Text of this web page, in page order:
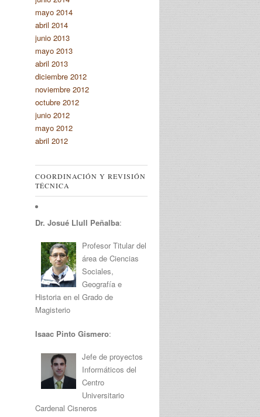
mayo 2014
abril 2014
junio 2013
mayo 2013
abril 2013
diciembre 2012
noviembre 2012
octubre 2012
junio 2012
mayo 2012
abril 2012
COORDINACIÓN Y REVISIÓN
TÉCNICA
Dr. Josué Llull Peñalba:
Profesor Titular del
área de Ciencias
Sociales,
Geografía e
Historia en el Grado de
Magisterio
Isaac Pinto Gismero:
Jefe de proyectos
Informáticos del
Centro
Universitario
Cardenal Cisneros